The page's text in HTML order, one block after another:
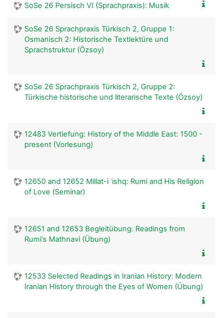
SoSe 26 Persisch VI (Sprachpraxis): Musik
SoSe 26 Sprachpraxis Türkisch 2, Gruppe 1:
Osmanisch 2: Historische Textlektüre und
Sprachstruktur (Özsoy)
SoSe 26 Sprachpraxis Türkisch 2, Gruppe 2:
Türkische historische und literarische Texte (Özsoy)
12483 Vertiefung: History of the Middle East: 1500 -
present (Vorlesung)
12650 and 12652 Millat-i ʿishq: Rumi and His Religion
of Love (Seminar)
12651 and 12653 Begleitübung: Readings from
Rumi's Mathnavi (Übung)
12533 Selected Readings in Iranian History: Modern
Iranian History through the Eyes of Women (Übung)